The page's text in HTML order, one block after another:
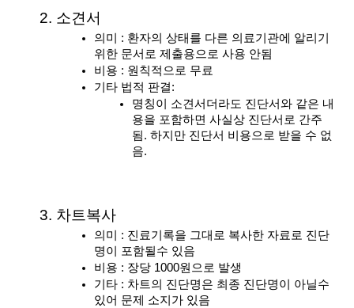
소견서
의미 : 환자의 상태를 다른 의료기관에 알리기
위한 문서로 제출용으로 사용 안됨
비용 : 원칙적으로 무료
기타 법적 판결:
명칭이 소견서더라도 진단서와 같은 내
용을 포함하면 사실상 진단서로 간주
됨. 하지만 진단서 비용으로 받을 수 없
음.
차트복사
의미 : 진료기록을 그대로 복사한 자료로 진단
명이 포함될수 있음
비용 : 장당 1000원으로 발생
기타 : 차트의 진단명은 최종 진단명이 아닐수
있어 문제 소지가 있음